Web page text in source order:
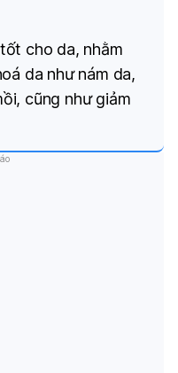
cho da, nhằm
da như nám da,
cũng như giảm